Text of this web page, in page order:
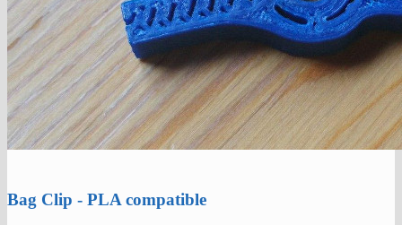
Bag Clip - PLA compatible